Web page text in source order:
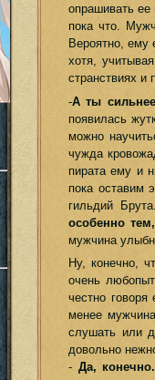
опрашивать ее
пока что.
Вероятно, ему
хотя,
странствиях и
-А ты
появилась
можно
чужда
пирата ему и
пока оставим
гильдий
особенно
мужчина
Ну, конечно,
очень
честно
менее
слушать или
довольно
- Да,